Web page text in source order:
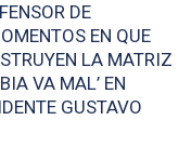
DE
EN QUE
LA MATRIZ
VA MAL’ EN
GUSTAVO